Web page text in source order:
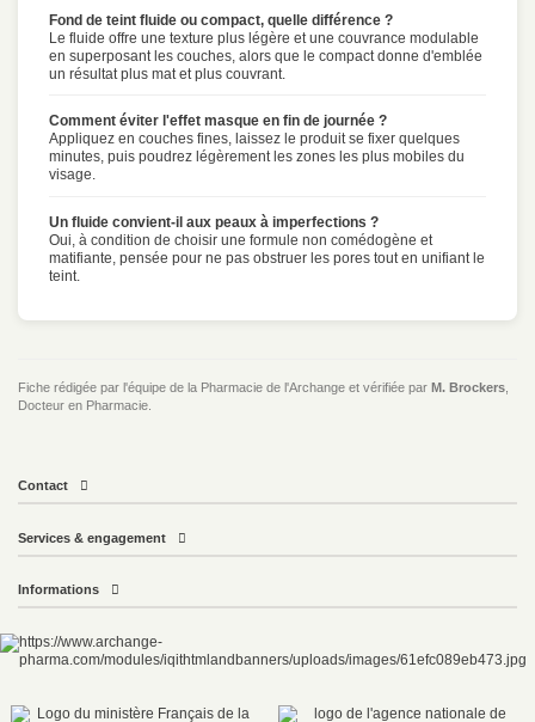
Fond de teint fluide ou compact, quelle différence ?
Le fluide offre une texture plus légère et une couvrance modulable
en superposant les couches, alors que le compact donne d'emblée
un résultat plus mat et plus couvrant.
Comment éviter l'effet masque en fin de journée ?
Appliquez en couches fines, laissez le produit se fixer quelques
minutes, puis poudrez légèrement les zones les plus mobiles du
visage.
Un fluide convient-il aux peaux à imperfections ?
Oui, à condition de choisir une formule non comédogène et
matifiante, pensée pour ne pas obstruer les pores tout en unifiant le
teint.
Fiche rédigée par l'équipe de la Pharmacie de l'Archange et vérifiée par M. Brockers
Docteur en Pharmacie.
Contact
Services & engagement
Informations